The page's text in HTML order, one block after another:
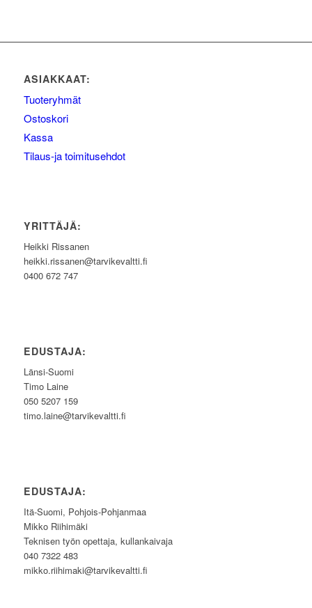
ASIAKKAAT:
Tuoteryhmät
Ostoskori
Kassa
Tilaus-ja toimitusehdot
YRITTÄJÄ:
Heikki Rissanen
heikki.rissanen@tarvikevaltti.fi
0400 672 747
EDUSTAJA:
Länsi-Suomi
Timo Laine
050 5207 159
timo.laine@tarvikevaltti.fi
EDUSTAJA:
Itä-Suomi, Pohjois-Pohjanmaa
Mikko Riihimäki
Teknisen työn opettaja, kullankaivaja
040 7322 483
mikko.riihimaki@tarvikevaltti.fi